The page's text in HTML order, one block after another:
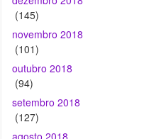
outubro 2018
(94)
setembro 2018
(127)
agosto 2018
(172)
julho 2018
(203)